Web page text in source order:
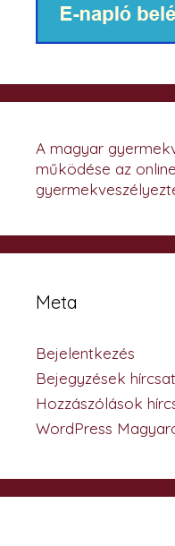
A magyar
működése az
Meta
Bejelentkezés
Bejegyzések
Hozzászólások
WordPress